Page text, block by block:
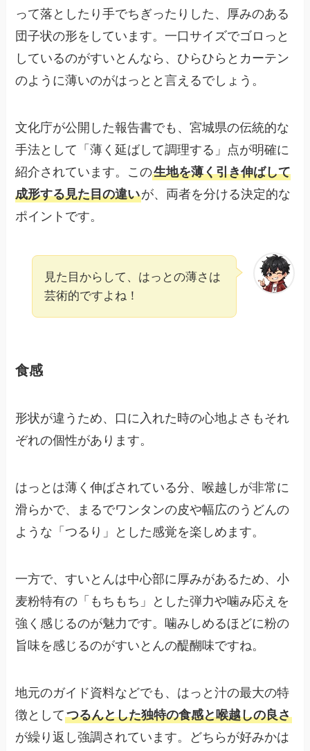
って落としたり手でちぎったりした、厚みのある
団子状の形をしています。一口サイズでゴロっと
しているのがすいとんなら、ひらひらとカーテン
のように薄いのがはっとと言えるでしょう。
文化庁が公開した報告書でも、宮城県の伝統的な
手法として「薄く延ばして調理する」点が明確に
紹介されています。この生地を薄く引き伸ばして
成形する見た目の違いが、両者を分ける決定的な
ポイントです。
見た目からして、はっとの薄さは
芸術的ですよね！
食感
形状が違うため、口に入れた時の心地よさもそれ
ぞれの個性があります。
はっとは薄く伸ばされている分、喉越しが非常に
滑らかで、まるでワンタンの皮や幅広のうどんの
ような「つるり」とした感覚を楽しめます。
一方で、すいとんは中心部に厚みがあるため、小
麦粉特有の「もちもち」とした弾力や噛み応えを
強く感じるのが魅力です。噛みしめるほどに粉の
旨味を感じるのがすいとんの醍醐味ですね。
地元のガイド資料などでも、はっと汁の最大の特
徴としてつるんとした独特の食感と喉越しの良さ
が繰り返し強調されています。どちらが好みかは